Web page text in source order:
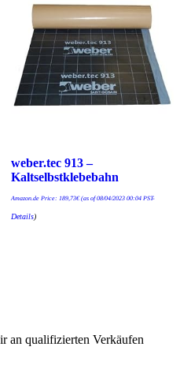
weber.tec 913 –
Kaltselbstklebebahn
Amazon.de Price: 189,73€(as of 08/04/2023 00:04 PST-
Details)
an qualifizierten Verkäufen